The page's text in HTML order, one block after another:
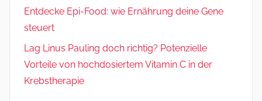
Entdecke Epi-Food: wie Ernährung deine Gene
steuert
Lag Linus Pauling doch richtig? Potenzielle
Vorteile von hochdosiertem Vitamin C in der
Krebstherapie